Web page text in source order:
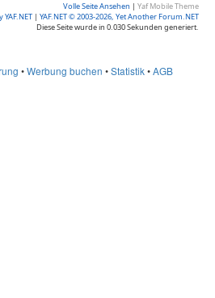
Volle Seite Ansehen | Yaf Mobile Theme
| YAF.NET © 2003-2026, Yet Another Forum.NET
Diese Seite wurde in 0.030 Sekunden generiert.
•Werbung buchen •Statistik•AGB